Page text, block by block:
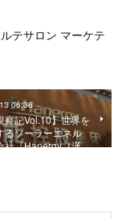
テサロン マーケテ
06:36
察記Vol.10】世界を
るソーラーエネル
社『Hanergy（漢…